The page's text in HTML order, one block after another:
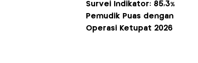
Survei Indikator: 85,3%
Pemudik Puas dengan
Operasi Ketupat 2026